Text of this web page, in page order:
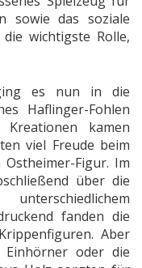
sowie das soziale
wichtigste Rolle,
es nun in die
Haflinger-Fohlen
kamen
viel Freude beim
Figur. Im
über die
fanden die
Aber
oder die